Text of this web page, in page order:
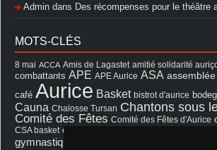
Admin dans Des récompenses pour le théâtre
MOTS-CLÉS
8 mai ACCA Amis de Lagastet amitié solidarité
combattants APE APE Aurice ASA
café Aurice Basket bistrot d'aurice
Cauna Chalosse Tursan Chantons sous
Comité des Fêtes Comité des Fêtes d'Aurice
CSA basket cérémonie
gymnastique volontaire